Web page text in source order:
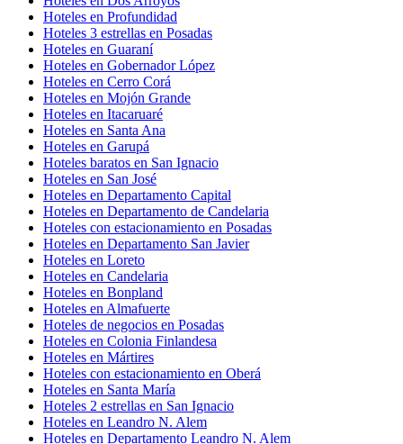
Hoteles en Profundidad
Hoteles 3 estrellas en Posadas
Hoteles en Guaraní
Hoteles en Gobernador López
Hoteles en Cerro Corá
Hoteles en Mojón Grande
Hoteles en Itacaruaré
Hoteles en Santa Ana
Hoteles en Garupá
Hoteles baratos en San Ignacio
Hoteles en San José
Hoteles en Departamento Capital
Hoteles en Departamento de Candelaria
Hoteles con estacionamiento en Posadas
Hoteles en Departamento San Javier
Hoteles en Loreto
Hoteles en Candelaria
Hoteles en Bonpland
Hoteles en Almafuerte
Hoteles de negocios en Posadas
Hoteles en Colonia Finlandesa
Hoteles en Mártires
Hoteles con estacionamiento en Oberá
Hoteles en Santa María
Hoteles 2 estrellas en San Ignacio
Hoteles en Leandro N. Alem
Hoteles en Departamento Leandro N. Alem